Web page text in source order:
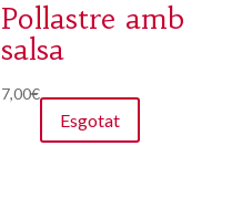
Pollastre amb
salsa
7,00€
Esgotat